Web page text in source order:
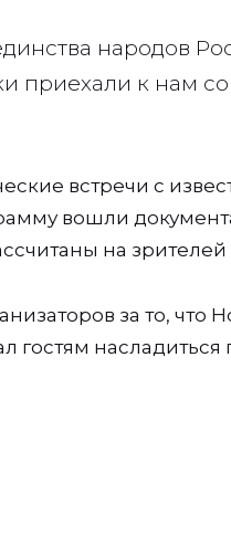
народов
приехали к нам
встречи с
вошли
на зрителей
за то, что
гостям